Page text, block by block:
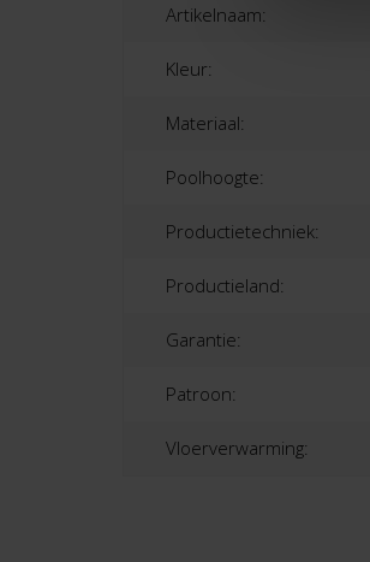
Artikelnaam:
Kleur:
Materiaal:
Poolhoogte:
Productietechniek:
Productieland:
Garantie:
Patroon:
Vloerverwarming: